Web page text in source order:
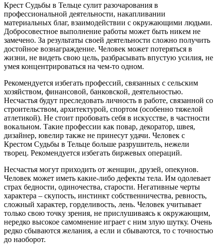
Крест Судьбы в Тельце сулит разочарования в
профессиональной деятельности, накапливании
материальных благ, взаимодействии с окружающими людьми.
Добросовестное выполнение работы может быть никем не
замечено. За результаты своей деятельности сложно получить
достойное вознаграждение. Человек может потеряться в
жизни, не видеть свою цель, разбрасывать впустую усилия, не
умея концентрироваться на чем-то одном.
Рекомендуется избегать профессий, связанных с сельским
хозяйством, финансовой, банковской, деятельностью.
Несчастья будут преследовать личность в работе, связанной со
строительством, архитектурой, спортом (особенно тяжелой
атлетикой). Не стоит пробовать себя в искусстве, в частности
вокальном. Такие профессии как повар, декоратор, швея,
дизайнер, ювелир также не принесут удачи. Человек с
Крестом Судьбы в Тельце больше разрушитель, нежели
творец. Рекомендуется избегать биржевых операций.
Несчастья могут приходить от женщин, друзей, опекунов.
Человек может иметь какие-либо дефекты тела. Им одолевает
страх бедности, одиночества, старости. Негативные черты
характера – скупость, инстинкт собственничества, ревность,
сложный характер, горделивость, лень. Человек учитывает
только свою точку зрения, не прислушиваясь к окружающим,
нередко высокое самомнение играет с ним злую шутку. Очень
редко сбываются желания, а если и сбываются, то с точностью
до наоборот.